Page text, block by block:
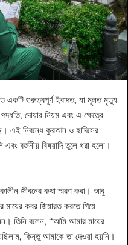
একটি গুরুত্বপূর্ণ ইবাদত, যা মূলত মৃত্যু
দোয়ার নিয়ম এবং এ ক্ষেত্রে
এই নিবন্ধে কুরআন ও হাদিসের
বর্জনীয় বিষয়াদি তুলে ধরা হলো।
জীবনের কথা স্মরণ করা। আবু
মায়ের কবর জিয়ারত করতে গিয়ে
তিনি বলেন, “আমি আমার মায়ের
কিন্তু আমাকে তা দেওয়া হয়নি।